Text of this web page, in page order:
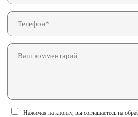
Нажимая на кнопку, вы соглашаетесь на